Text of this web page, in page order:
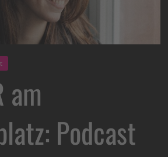
am
Podcast